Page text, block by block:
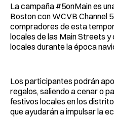
La campaña #5onMain es
Boston con WCVB Channel
compradores de esta
locales de las Main Streets
locales durante la época
Los participantes podrán
regalos, saliendo a cenar o
festivos locales en los
que ayudarán a impulsar la